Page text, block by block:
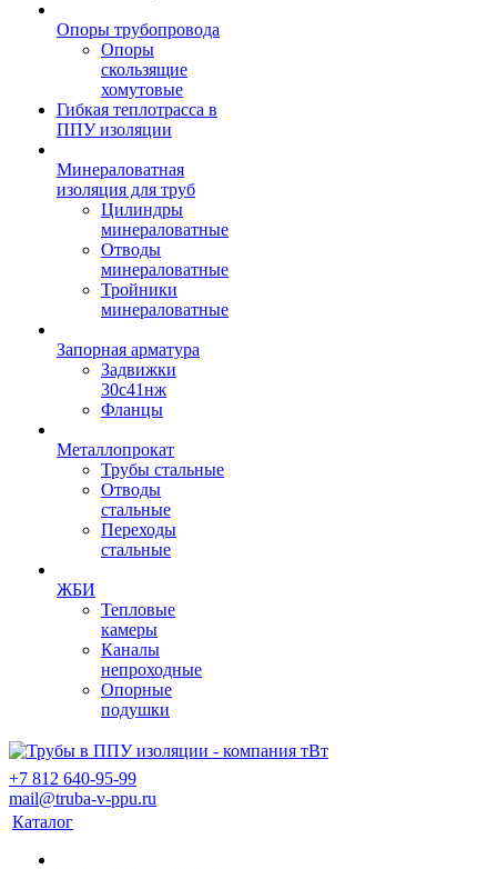
Опоры трубопровода
Опоры
скользящие
хомутовые
Гибкая теплотрасса в
ППУ изоляции
Минераловатная
изоляция для труб
Цилиндры
минераловатные
Отводы
минераловатные
Тройники
минераловатные
Запорная арматура
Задвижки
30с41нж
Фланцы
Металлопрокат
Трубы стальные
Отводы
стальные
Переходы
стальные
ЖБИ
Тепловые
камеры
Каналы
непроходные
Опорные
подушки
+7 812 640-95-99
mail@truba-v-ppu.ru
Каталог